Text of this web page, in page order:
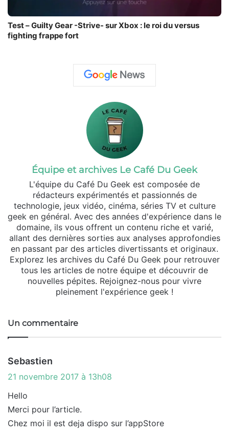
Test – Guilty Gear -Strive- sur Xbox : le roi du versus
fighting frappe fort
Équipe et archives Le Café Du Geek
L'équipe du Café Du Geek est composée de
rédacteurs expérimentés et passionnés de
technologie, jeux vidéo, cinéma, séries TV et culture
geek en général. Avec des années d'expérience dans le
domaine, ils vous offrent un contenu riche et varié,
allant des dernières sorties aux analyses approfondies
en passant par des articles divertissants et originaux.
Explorez les archives du Café Du Geek pour retrouver
tous les articles de notre équipe et découvrir de
nouvelles pépites. Rejoignez-nous pour vivre
pleinement l'expérience geek !
Un commentaire
Sebastien
i
21 novembre 2017 à 13h08
Hello
Merci pour l’article.
Chez moi il est deja dispo sur l’appStore